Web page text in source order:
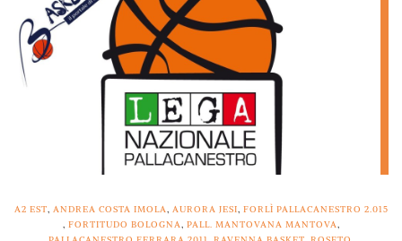
A2 EST, ANDREA COSTA IMOLA, AURORA JESI, FORLÌ PALLACANESTRO 2.015
, FORTITUDO BOLOGNA, PALL. MANTOVANA MANTOVA,